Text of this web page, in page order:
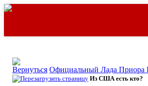
Официальный Лада Приора
Из США есть кто?